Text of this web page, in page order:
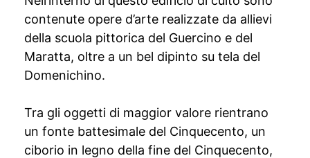
contenute opere d’arte realizzate da allievi
della scuola pittorica del Guercino e del
Maratta, oltre a un bel dipinto su tela del
Domenichino.
Tra gli oggetti di maggior valore rientrano
un fonte battesimale del Cinquecento, un
ciborio in legno della fine del Cinquecento,